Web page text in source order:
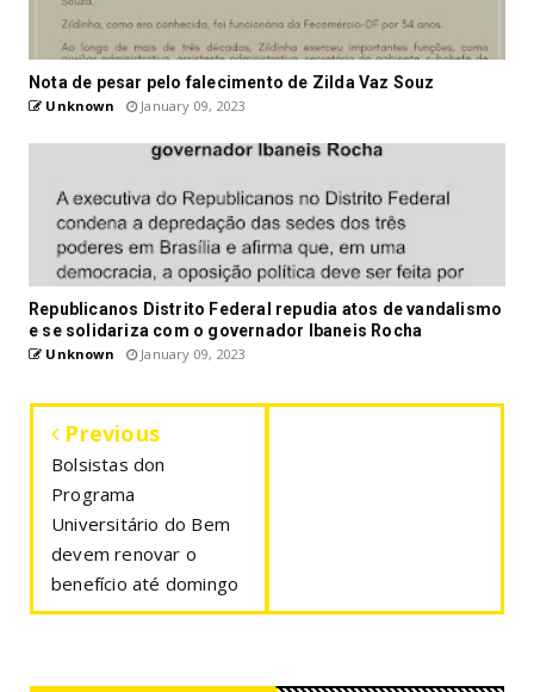
Nota de pesar pelo falecimento de Zilda Vaz Souz
Unknown January 09, 2023
Republicanos Distrito Federal repudia atos de vandalismo
e se solidariza com o governador Ibaneis Rocha
Unknown January 09, 2023
Previous
Bolsistas don
Programa
Universitário do Bem
devem renovar o
benefício até domingo